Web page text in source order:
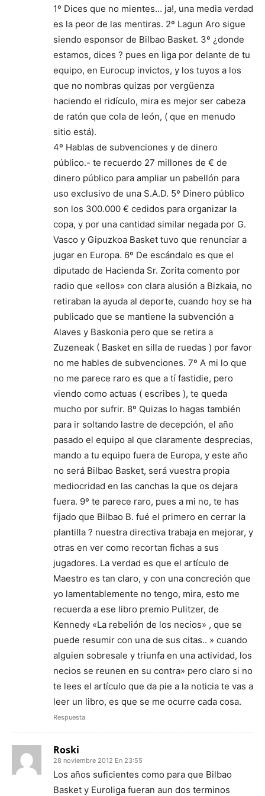
1º Dices que no mientes… ja!, una media verdad
es la peor de las mentiras. 2º Lagun Aro sigue
siendo esponsor de Bilbao Basket. 3º ¿donde
estamos, dices ? pues en liga por delante de tu
equipo, en Eurocup invictos, y los tuyos a los
que no nombras quizas por vergüenza
haciendo el ridículo, mira es mejor ser cabeza
de ratón que cola de león, ( que en menudo
sitio está).
4º Hablas de subvenciones y de dinero
público.- te recuerdo 27 millones de € de
dinero público para ampliar un pabellón para
uso exclusivo de una S.A.D. 5º Dinero público
son los 300.000 € cedidos para organizar la
copa, y por una cantidad similar negada por G.
Vasco y Gipuzkoa Basket tuvo que renunciar a
jugar en Europa. 6º De escándalo es que el
diputado de Hacienda Sr. Zorita comento por
radio que «ellos» con clara alusión a Bizkaia, no
retiraban la ayuda al deporte, cuando hoy se ha
publicado que se mantiene la subvención a
Alaves y Baskonia pero que se retira a
Zuzeneak ( Basket en silla de ruedas ) por favor
no me hables de subvenciones. 7º A mi lo que
no me parece raro es que a tí fastidie, pero
viendo como actuas ( escribes ), te queda
mucho por sufrir. 8º Quizas lo hagas también
para ir soltando lastre de decepción, el año
pasado el equipo al que claramente desprecias,
mando a tu equipo fuera de Europa, y este año
no será Bilbao Basket, será vuestra propia
mediocridad en las canchas la que os dejara
fuera. 9º te parece raro, pues a mi no, te has
fijado que Bilbao B. fué el primero en cerrar la
plantilla ? nuestra directiva trabaja en mejorar, y
otras en ver como recortan fichas a sus
jugadores. La verdad es que el artículo de
Maestro es tan claro, y con una concreción que
yo lamentablemente no tengo, mira, esto me
recuerda a ese libro premio Pulitzer, de
Kennedy «La rebelión de los necios» , que se
puede resumir con una de sus citas.. » cuando
alguien sobresale y triunfa en una actividad, los
necios se reunen en su contra» pero claro si no
te lees el artículo que da pie a la noticia te vas a
leer un libro, es que se me ocurre cada cosa.
Respuesta
Roski
28 noviembre 2012 En 23:55
Los años suficientes como para que Bilbao
Basket y Euroliga fueran aun dos terminos